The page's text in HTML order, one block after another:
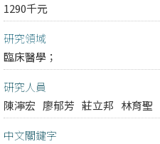
1290千元
研究領域
臨床醫學；
研究人員
陳濘宏 廖郁芳 莊立邦 林育聖
中文關鍵字